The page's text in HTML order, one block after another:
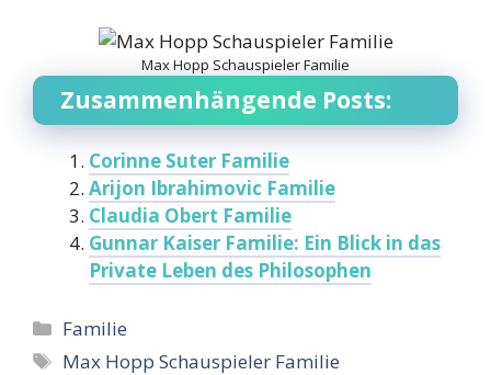
Max Hopp Schauspieler Familie
Zusammenhängende Posts:
Corinne Suter Familie
Arijon Ibrahimovic Familie
Claudia Obert Familie
Gunnar Kaiser Familie: Ein Blick in das
Private Leben des Philosophen
Categories
Familie
Tags
Max Hopp Schauspieler Familie